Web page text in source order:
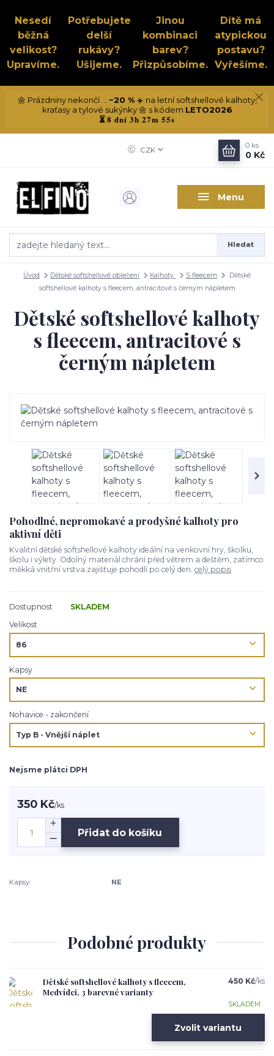
Nesedí
běžná
velikost?
Upravíme.
Potřebujete
delší
rukávy?
Ušijeme.
Jinou
kombinaci
barev?
Přizpůsobíme.
Dítě má
atypickou
postavu?
Vyřešíme.
🌼 Prázdniny nekončí ... −20 %☀️ na letní softshellové kalhoty,
kraťasy a tylové sukýnky 🌼 s kódem LETO2026
⏳8 dní 3h 27m 54s
Menu
CZK
Hledat
0 ks
0 Kč
Úvod Dětské softshellové oblečení Kalhoty S fleecem
Dětské
softshellové kalhoty s fleecem, antracitové s černým nápletem
Dětské softshellové kalhoty
s fleecem, antracitové s
černým nápletem
Pohodlné, nepromokavé a prodyšné kalhoty pro
aktivní děti
Kvalitní dětské softshellové kalhoty ideální na venkovní hry, školku,
školu i výlety. Odolný materiál chrání před větrem a deštěm, zatímco
měkká vnitřní vrstva zajišťuje pohodlí po celý den. celý popis
Dostupnost
SKLADEM
Velikost
Kapsy
Nohavice - zakončení
Nejsme plátci DPH
350 Kč/ks
Přidat do košíku
Kapsy: NE
Podobné produkty
Dětské softshellové kalhoty s fleecem,
Medvídci, 3 barevné varianty
450 Kč/ks
SKLADEM
Zvolit variantu